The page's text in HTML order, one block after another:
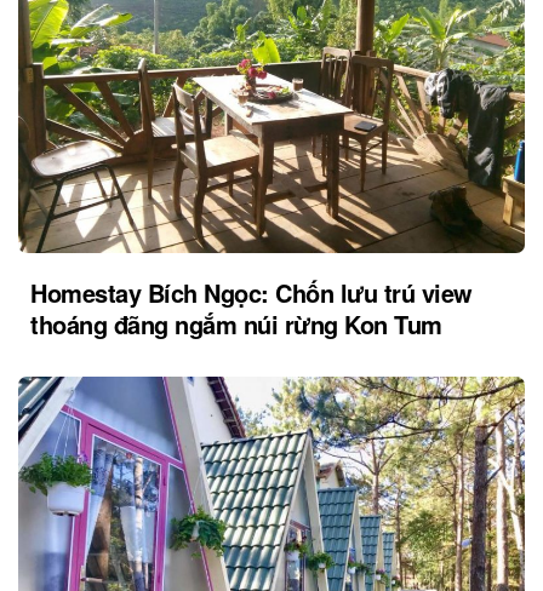
Homestay Bích Ngọc: Chốn lưu trú view
thoáng đãng ngắm núi rừng Kon Tum